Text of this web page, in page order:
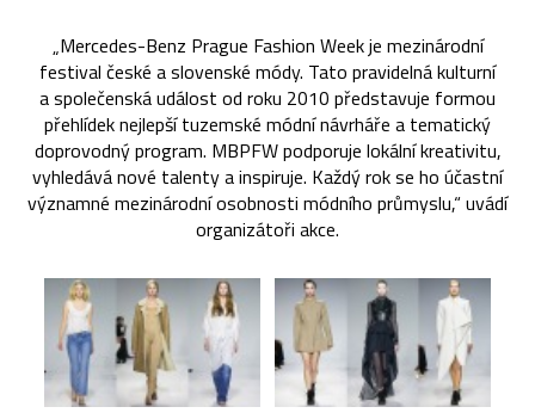
„Mercedes-Benz Prague Fashion Week je mezinárodní
festival české a slovenské módy. Tato pravidelná kulturní
a společenská událost od roku 2010 představuje formou
přehlídek nejlepší tuzemské módní návrháře a tematický
doprovodný program. MBPFW podporuje lokální kreativitu,
vyhledává nové talenty a inspiruje. Každý rok se ho účastní
významné mezinárodní osobnosti módního průmyslu,“ uvádí
organizátoři akce.